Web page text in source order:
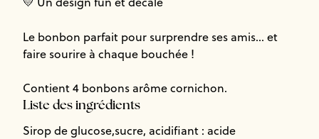
💛
Le bonbon parfait pour surprendre ses amis… et
faire sourire à chaque bouchée !
Contient 4 bonbons arôme cornichon.
Liste des ingrédients
Sirop de glucose,sucre, acidifiant : acide